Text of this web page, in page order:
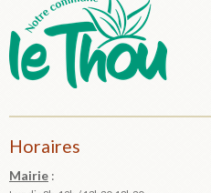
Horaires
Mairie :